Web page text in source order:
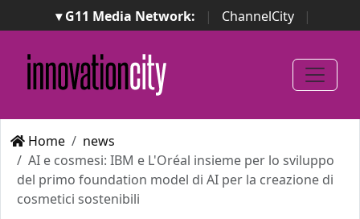
▾ G11 Media Network: | ChannelCity
|
ImpresaCity | SecurityOpenLab | Italian Channel
Awards
Italian Project Awards
Italian Security
Awards
Home
news
AI e cosmesi: IBM e L'Oréal insieme per lo sviluppo
del primo foundation model di AI per la creazione di
cosmetici sostenibili